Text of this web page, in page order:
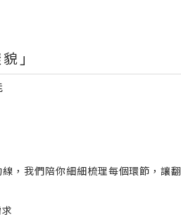
」
，我們陪你細細梳理每個環節，讓翻